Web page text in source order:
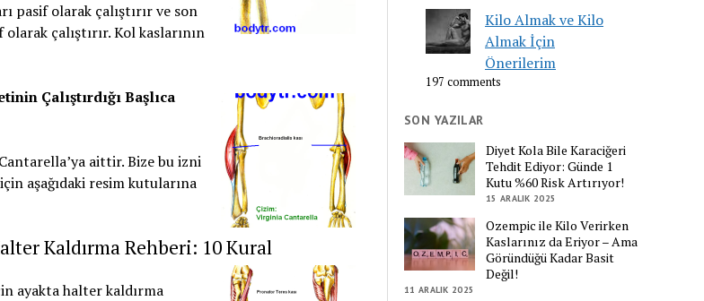
pasif olarak çalıştırır ve son
çalıştırır. Kol kaslarının
Çalıştırdığı Başlıca
aittir. Bize bu izni
aşağıdaki resim kutularına
Kaldırma Rehberi: 10 Kural
ayakta halter kaldırma
Kilo Almak ve Kilo
Almak İçin
Önerilerim
197 comments
SON YAZILAR
Diyet Kola Bile Karaciğeri
Tehdit Ediyor: Günde 1
Kutu %60 Risk Artırıyor!
15 ARALIK 2025
Ozempic ile Kilo Verirken
Kaslarınız da Eriyor – Ama
Göründüğü Kadar Basit
Değil!
11 ARALIK 2025